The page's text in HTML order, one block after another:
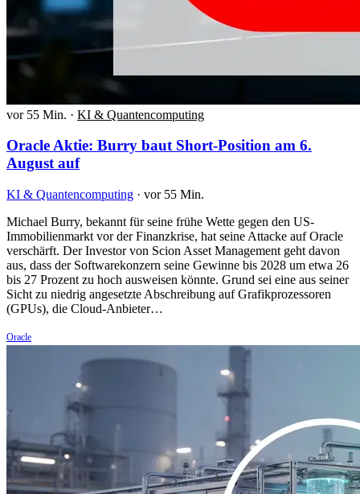
vor 55 Min. · KI & Quantencomputing
Oracle Aktie: Burry baut Short-Position am 6.
August auf
KI & Quantencomputing · vor 55 Min.
Michael Burry, bekannt für seine frühe Wette gegen den US-
Immobilienmarkt vor der Finanzkrise, hat seine Attacke auf Oracle
verschärft. Der Investor von Scion Asset Management geht davon
aus, dass der Softwarekonzern seine Gewinne bis 2028 um etwa 26
bis 27 Prozent zu hoch ausweisen könnte. Grund sei eine aus seiner
Sicht zu niedrig angesetzte Abschreibung auf Grafikprozessoren
(GPUs), die Cloud-Anbieter…
Oracle